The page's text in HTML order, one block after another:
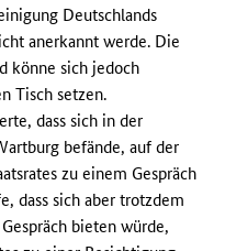
Deutschlands
anerkannt werde. Die
könne sich jedoch
Tisch setzen.
dass sich in der
befände, auf der
zu einem Gespräch
dass sich aber trotzdem
bieten würde,